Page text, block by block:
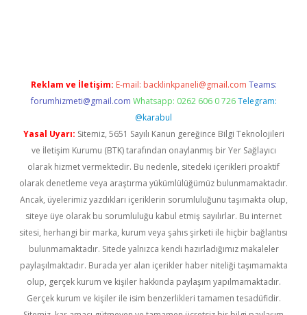
Reklam ve İletişim: E-mail: backlinkpaneli@gmail.com Teams:
forumhizmeti@gmail.com Whatsapp: 0262 606 0 726 Telegram:
@karabul
Yasal Uyarı: Sitemiz, 5651 Sayılı Kanun gereğince Bilgi Teknolojileri
ve İletişim Kurumu (BTK) tarafından onaylanmış bir Yer Sağlayıcı
olarak hizmet vermektedir. Bu nedenle, sitedeki içerikleri proaktif
olarak denetleme veya araştırma yükümlülüğümüz bulunmamaktadır.
Ancak, üyelerimiz yazdıkları içeriklerin sorumluluğunu taşımakta olup,
siteye üye olarak bu sorumluluğu kabul etmiş sayılırlar. Bu internet
sitesi, herhangi bir marka, kurum veya şahıs şirketi ile hiçbir bağlantısı
bulunmamaktadır. Sitede yalnızca kendi hazırladığımız makaleler
paylaşılmaktadır. Burada yer alan içerikler haber niteliği taşımamakta
olup, gerçek kurum ve kişiler hakkında paylaşım yapılmamaktadır.
Gerçek kurum ve kişiler ile isim benzerlikleri tamamen tesadüfidir.